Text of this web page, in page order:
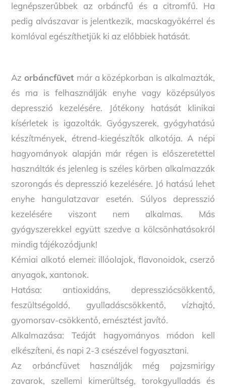
legnépszerűbbek az orbáncfű és a citromfű. Ha
pedig alvászavar is jelentkezik, macskagyökérrel és
komlóval egészíthetjük ki az előbbiek hatását.
Azorbáncfüvet már a középkorban is alkalmazták,
és ma is felhasználják enyhe vagy középsúlyos
depresszió kezelésére. Jótékony hatását klinikai
kísérletek is igazolták. Gyógyszerek, gyógyhatású
készítmények, étrend-kiegészítők alkotója. A népi
hagyományok alapján már régen is előszeretettel
használták és jelenleg is széles körben alkalmazzák
szorongás és depresszió kezelésére. Jó hatású lehet
enyhe hangulatzavar esetén. Súlyos depresszió
kezelésére viszont nem alkalmas. Más
gyógyszerekkel együtt szedve a kölcsönhatásokról
mindig tájékozódjunk!
Kémiai alkotó elemei: illóolajok, flavonoidok, cserző
anyagok, xantonok.
Hatása: antioxidáns, depressziócsökkentő,
feszültségoldó, gyulladáscsökkentő, vízhajtó,
gyomorsav-csökkentő, emésztést javító.
Alkalmazása: Teáját hagyományos módon kell
elkészíteni, és napi 2-3 csészével fogyasztani.
Az orbáncfüvet használják még pajzsmirigy
zavarok, szellemi kimerültség, torokgyulladás és